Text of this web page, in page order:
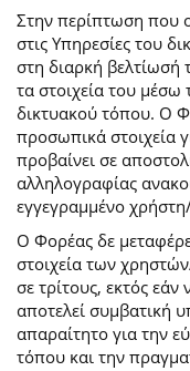
Στην περίπτωση που
στις Υπηρεσίες του
στη διαρκή βελτίωσή
τα στοιχεία του
δικτυακού τόπου. Ο
προσωπικά στοιχεία
προβαίνει σε
αλληλογραφίας
εγγεγραμμένο
Ο Φορέας δε
στοιχεία των
σε τρίτους, εκτός εάν
αποτελεί συμβατική
απαραίτητο για την
τόπου και την